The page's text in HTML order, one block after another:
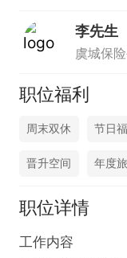
李先生
虞城保
职位福利
周末双休 节日
晋升空间 年度
职位详情
工作内容